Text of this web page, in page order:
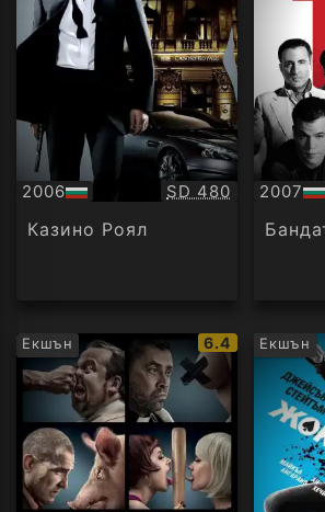
2006
БГ
аудио
Качество:
SD 480
Казино Роял
2007
БГ
аудио
Екшън
IMDb
рейтинг:
6.4 Екшън